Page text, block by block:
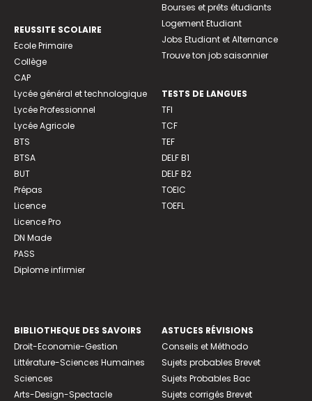
REUSSITE SCOLAIRE
Ecole Primaire
Collège
CAP
Lycée général et technologique
Lycée Professionnel
Lycée Agricole
BTS
BTSA
BUT
Prépas
Licence
Licence Pro
DN Made
PASS
Diplome infirmier
Bourses et prêts étudiants
Logement Etudiant
Jobs Etudiant et Alternance
Trouve ton job saisonnier
TESTS DE LANGUES
TFI
TCF
TEF
DELF B1
DELF B2
TOEIC
TOEFL
BIBLIOTHEQUE DES SAVOIRS
Droit-Economie-Gestion
Littérature-Sciences Humaines
Sciences
Arts-Design-Spectacle
ASTUCES RÉVISIONS
Conseils et Méthodo
Sujets probables Brevet
Sujets Probables Bac
Sujets corrigés Brevet